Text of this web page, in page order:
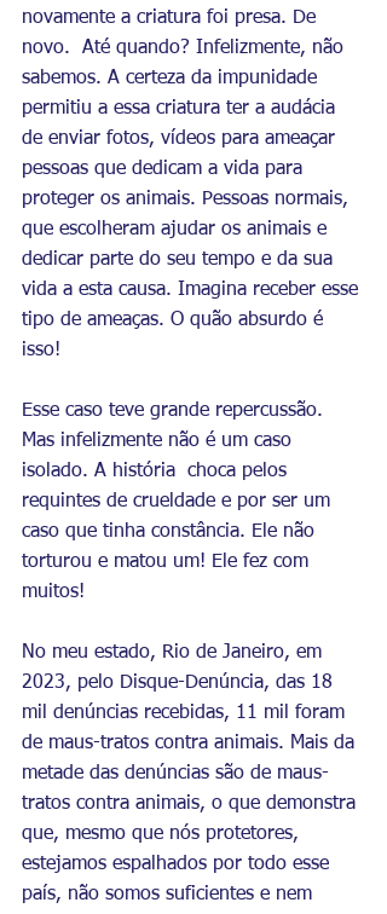
novamente a criatura foi presa. De
novo.  Até quando? Infelizmente, não
sabemos. A certeza da impunidade
permitiu a essa criatura ter a audácia
de enviar fotos, vídeos para ameaçar
pessoas que dedicam a vida para
proteger os animais. Pessoas normais,
que escolheram ajudar os animais e
dedicar parte do seu tempo e da sua
vida a esta causa. Imagina receber esse
tipo de ameaças. O quão absurdo é
isso!
Esse caso teve grande repercussão.
Mas infelizmente não é um caso
isolado. A história  choca pelos
requintes de crueldade e por ser um
caso que tinha constância. Ele não
torturou e matou um! Ele fez com
muitos!
No meu estado, Rio de Janeiro, em
2023, pelo Disque-Denúncia, das 18
mil denúncias recebidas, 11 mil foram
de maus-tratos contra animais. Mais da
metade das denúncias são de maus-
tratos contra animais, o que demonstra
que, mesmo que nós protetores,
estejamos espalhados por todo esse
país, não somos suficientes e nem